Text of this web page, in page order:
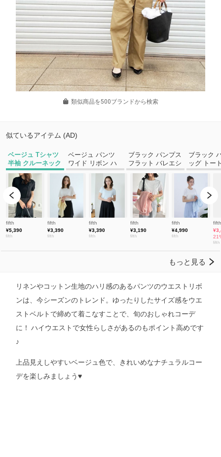
類似商品を500ブランドから検索
リネンやコットン生地のハリ感のあるパンツのウエストリボ
ンは、今シーズンのトレンド。ゆったりしたサイズ感をウエ
ストベルトで締めて着こなすことで、旬のおしゃれコーデ
に！ ハイウエストで女性らしさがあるのもポイント高めです
♪
上品見えしやすいベージュ色で、きれいめなナチュラルコー
デを楽しみましょう♥